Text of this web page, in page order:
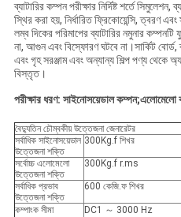
ব্যাটারির কম্পন পরীক্ষার নির্দিষ্ট শর্তে সিমুলেশন,
স্থির করা হয়, নির্ধারিত ফ্রিকোয়েন্সি, ত্বরণ
লম্ব দিকের পরিমাপের ব্যাটারির নমুনার
না, আগুন এবং বিস্ফোরণ ঘটবে না।সার্কিট বোর্ড,
এবং গৃহ সরঞ্জাম এবং অন্যান্য শিল্প পণ্য থেকে
বিস্তৃত।
পরীক্ষার ধরণ: সাইনোসয়েডাল কম্পন;এলোমেলো
বৈদ্যুতিন চৌম্বকীয় উত্তেজনা জেনারেটর
সর্বাধিক সাইনোসয়েডাল
উত্তেজনা শক্তি
300Kg.f শিখর
সর্বোচ্চ এলোমেলো
উত্তেজনা শক্তি
300Kg.f r.ms
সর্বাধিক প্রভাব
উত্তেজনা শক্তি
600 কেজি.ফ শিখর
কম্পাংক সীমা
DC1 ～ 3000 Hz